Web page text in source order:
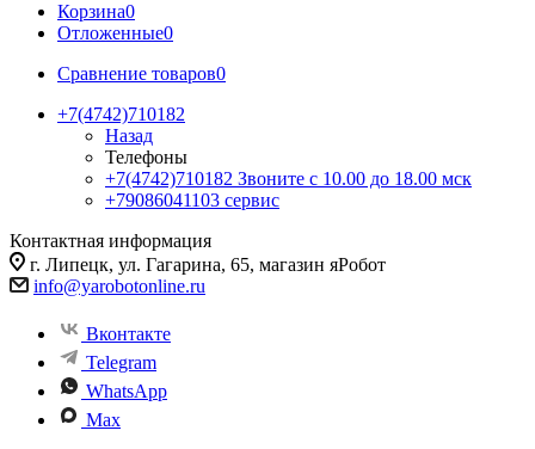
Корзина0
Отложенные0
Сравнение товаров0
+7(4742)710182
Назад
Телефоны
+7(4742)710182 Звоните с 10.00 до 18.00 мск
+79086041103 сервис
Контактная информация
г. Липецк, ул. Гагарина, 65, магазин яРобот
info@yarobotonline.ru
Вконтакте
Telegram
WhatsApp
Max